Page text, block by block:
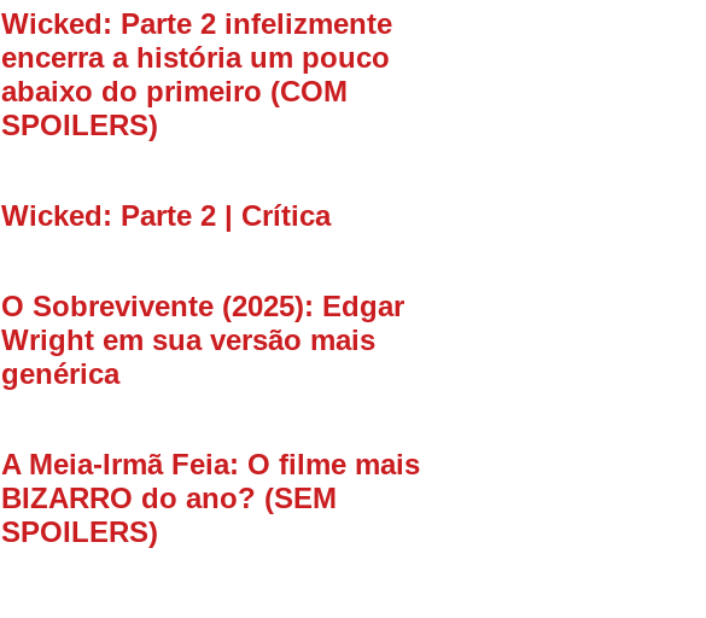
Wicked: Parte 2 infelizmente
encerra a história um pouco
abaixo do primeiro (COM
SPOILERS)
Wicked: Parte 2 | Crítica
O Sobrevivente (2025): Edgar
Wright em sua versão mais
genérica
A Meia-Irmã Feia: O filme mais
BIZARRO do ano? (SEM
SPOILERS)